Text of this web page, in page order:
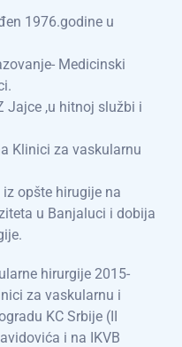
1976.godine u
Medicinski
Jajce ,u hitnoj službi i
Klinici za vaskularnu
opšte hirugije na
u Banjaluci i dobija
hirurgije 2015-
za vaskularnu i
KC Srbije (II
i na IKVB